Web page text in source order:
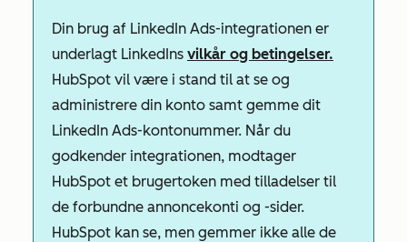
Din brug af LinkedIn Ads-integrationen er
underlagt LinkedIns vilkår og betingelser.
HubSpot vil være i stand til at se og
administrere din konto samt gemme dit
LinkedIn Ads-kontonummer. Når du
godkender integrationen, modtager
HubSpot et brugertoken med tilladelser til
de forbundne annoncekonti og -sider.
HubSpot kan se, men gemmer ikke alle de